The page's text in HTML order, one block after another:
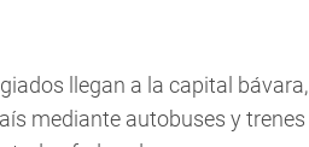
llegan a la capital
mediante autobuses y